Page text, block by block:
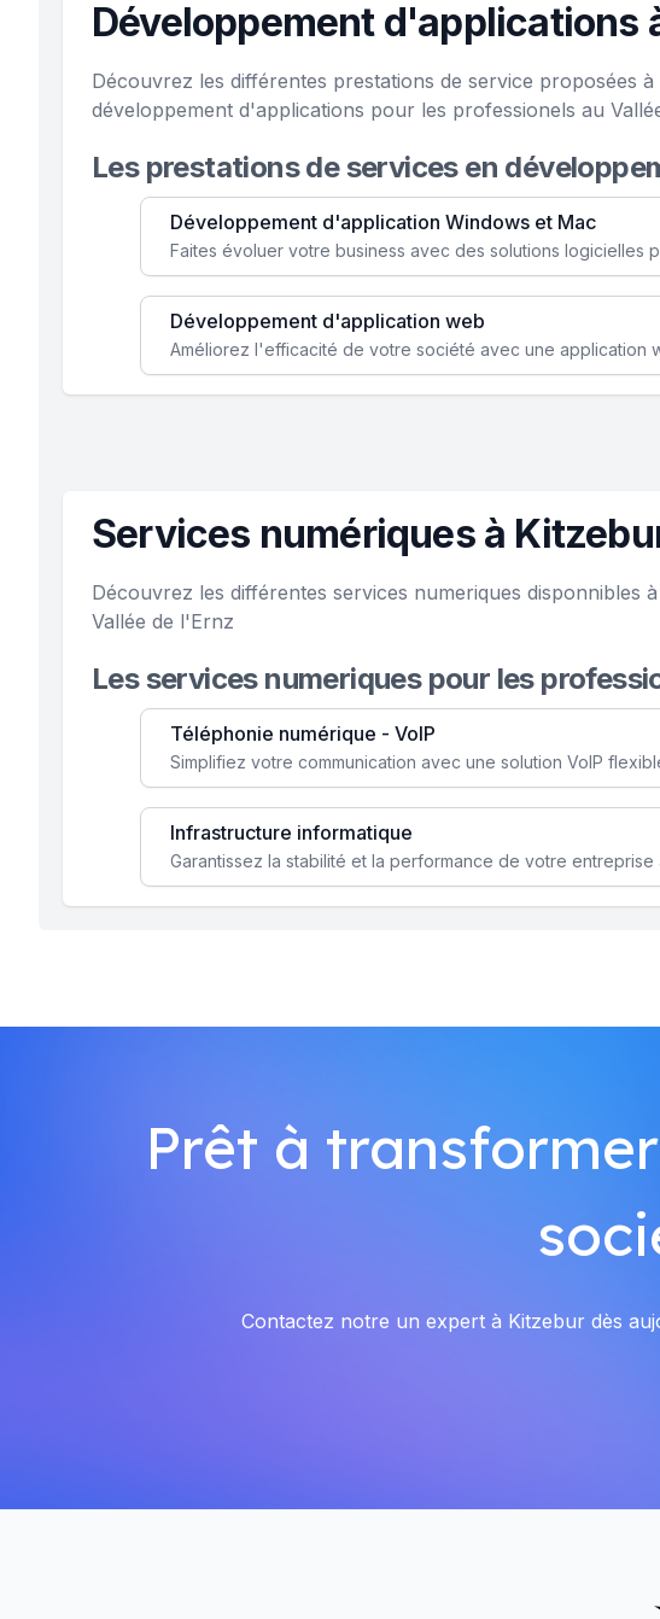
Développement d'applications
Découvrez les différentes prestations de service proposées
développement d'applications pour les professionels au
Les prestations de services en
Développement d'application Windows et Mac
Développement d'application web
Services numériques à
Découvrez les différentes services numeriques disponnibles
Vallée de l'Ernz
Les services numeriques pour les
Téléphonie numérique - VoIP
Infrastructure informatique
Prêt à
Contactez notre un expert à Kitzebur dès